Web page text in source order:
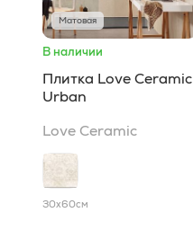
Матовая
В наличии
Плитка Love Ceramic
Urban
Love Ceramic
30x60см